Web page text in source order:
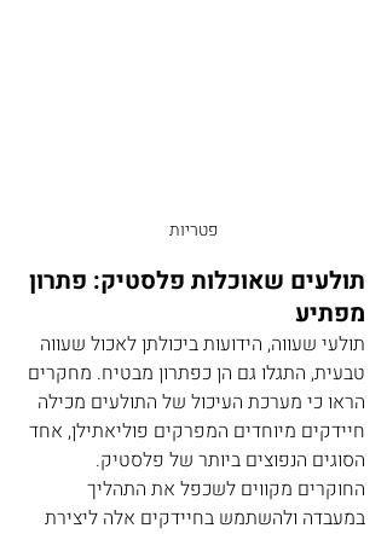
פטריות
תולעים שאוכלות פלסטיק: פתרון
מפתיע
תולעי שעווה, הידועות ביכולתן לאכול שעווה
טבעית, התגלו גם הן כפתרון מבטיח. מחקרים
הראו כי מערכת העיכול של התולעים מכילה
חיידקים מיוחדים המפרקים פוליאתילן, אחד
הסוגים הנפוצים ביותר של פלסטיק.
החוקרים מקווים לשכפל את התהליך
במעבדה ולהשתמש בחיידקים אלה ליצירת